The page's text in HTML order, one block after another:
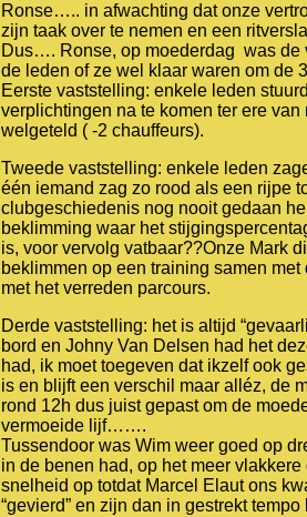
Ronse….. in afwachting dat onze
zijn taak over te nemen en een
Dus…. Ronse, op moederdag was de
de leden of ze wel klaar waren om de
Eerste vaststelling: enkele leden
verplichtingen na te komen ter ere
welgeteld ( -2 chauffeurs).
Tweede vaststelling: enkele leden
één iemand zag zo rood als een rijpe
clubgeschiedenis nog nooit gedaan
beklimming waar het
is, voor vervolg vatbaar??Onze Mark
beklimmen op een training samen
met het verreden parcours.
Derde vaststelling: het is altijd
bord en Johny Van Delsen had het
had, ik moet toegeven dat ikzelf ook
is en blijft een verschil maar alléz, de
rond 12h dus juist gepast om de
vermoeide lijf…….
Tussendoor was Wim weer goed op
in de benen had, op het meer
snelheid op totdat Marcel Elaut ons
“gevierd” en zijn dan in gestrekt